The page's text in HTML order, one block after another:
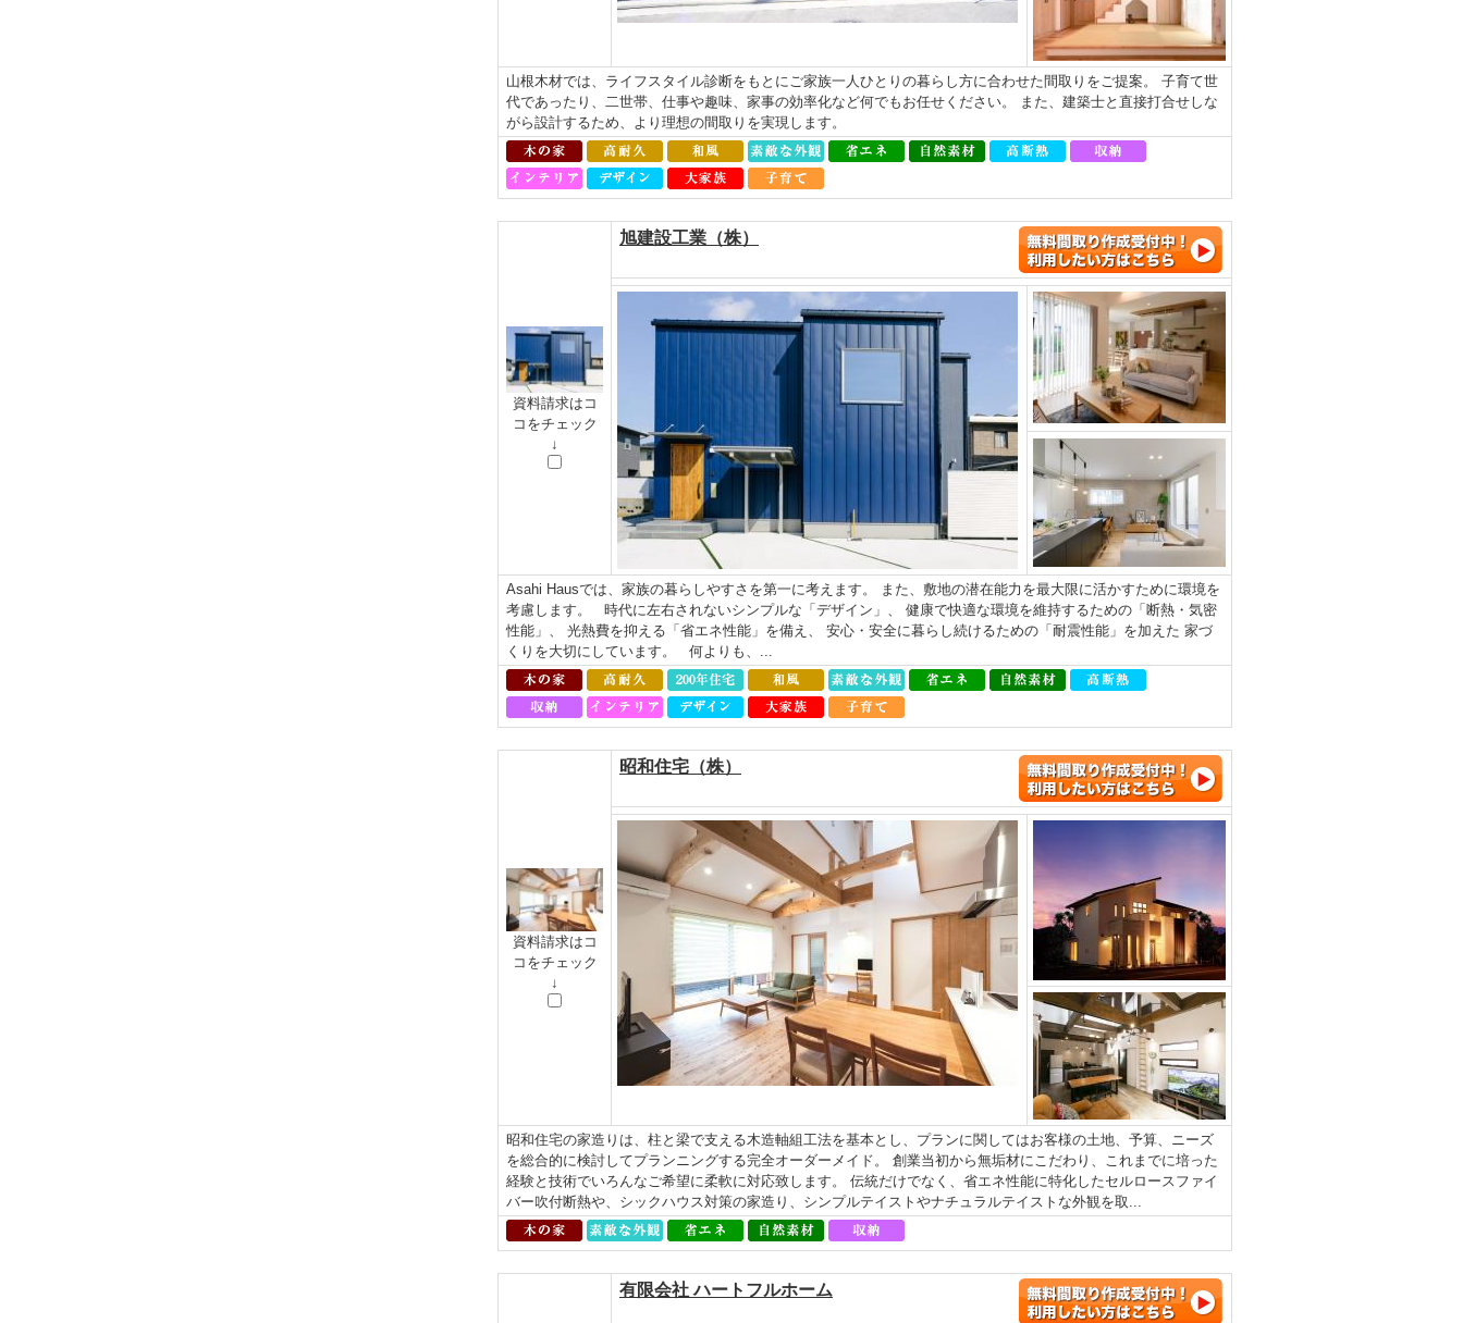
山根木材では、ライフスタイル診断をもとにご家族一人ひとりの暮らし方に合わせた間取りをご提案。 子育て世
代であったり、二世帯、仕事や趣味、家事の効率化など何でもお任せください。 また、建築士と直接打合せしな
がら設計するため、より理想の間取りを実現します。
資料請求はコ
コをチェック
↓
旭建設工業（株）
Asahi Hausでは、家族の暮らしやすさを第一に考えます。 また、敷地の潜在能力を最大限に活かすために環境を
考慮します。 時代に左右されないシンプルな「デザイン」、 健康で快適な環境を維持するための「断熱・気密
性能」、 光熱費を抑える「省エネ性能」を備え、 安心・安全に暮らし続けるための「耐震性能」を加えた 家づ
くりを大切にしています。 何よりも、...
資料請求はコ
コをチェック
↓
昭和住宅（株）
昭和住宅の家造りは、柱と梁で支える木造軸組工法を基本とし、プランに関してはお客様の土地、予算、ニーズ
を総合的に検討してプランニングする完全オーダーメイド。 創業当初から無垢材にこだわり、これまでに培った
経験と技術でいろんなご希望に柔軟に対応致します。 伝統だけでなく、省エネ性能に特化したセルロースファイ
バー吹付断熱や、シックハウス対策の家造り、シンプルテイストやナチュラルテイストな外観を取...
有限会社 ハートフルホーム